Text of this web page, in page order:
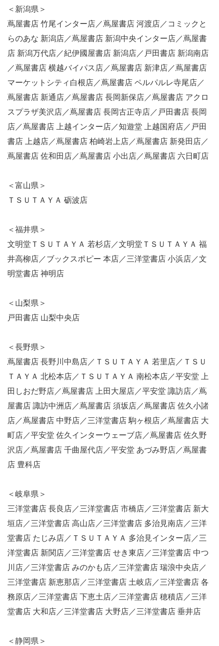
＜新潟県＞
蔦屋書店 竹尾インター店／蔦屋書店 河渡店／コミックと
らのあな 新潟店／蔦屋書店 新潟中央インター店／蔦屋書
店 新潟万代店／紀伊國屋書店 新潟店／戸田書店 新潟南店
／蔦屋書店 横越バイパス店／蔦屋書店 新津店／蔦屋書店
マーケットシティ白根店／蔦屋書店 ペルパルレ寺尾店／
蔦屋書店 新通店／蔦屋書店 長岡新保店／蔦屋書店 アクロ
スプラザ美沢店／蔦屋書店 長岡古正寺店／戸田書店 長岡
店／蔦屋書店 上越インター店／知遊堂 上越国府店／戸田
書店 上越店／蔦屋書店 柏崎岩上店／蔦屋書店 新発田店／
蔦屋書店 佐和田店／蔦屋書店 小出店／蔦屋書店 六日町店
＜富山県＞
ＴＳＵＴＡＹＡ 砺波店
＜福井県＞
文明堂ＴＳＵＴＡＹＡ 若杉店／文明堂ＴＳＵＴＡＹＡ 福
井高柳店／ブックスポピー 本店／三洋堂書店 小浜店／文
明堂書店 神明店
＜山梨県＞
戸田書店 山梨中央店
＜長野県＞
蔦屋書店 長野川中島店／ＴＳＵＴＡＹＡ 若里店／ＴＳＵ
ＴＡＹＡ 北松本店／ＴＳＵＴＡＹＡ 南松本店／平安堂 上
田しおだ野店／蔦屋書店 上田大屋店／平安堂 諏訪店／蔦
屋書店 諏訪中洲店／蔦屋書店 須坂店／蔦屋書店 佐久小諸
店／蔦屋書店 中野店／三洋堂書店 駒ヶ根店／蔦屋書店 大
町店／平安堂 佐久インターウェーブ店／蔦屋書店 佐久野
沢店／蔦屋書店 千曲屋代店／平安堂 あづみ野店／蔦屋書
店 豊科店
＜岐阜県＞
三洋堂書店 長良店／三洋堂書店 市橋店／三洋堂書店 新大
垣店／三洋堂書店 高山店／三洋堂書店 多治見南店／三洋
堂書店 たじみ店／ＴＳＵＴＡＹＡ 多治見インター店／三
洋堂書店 新関店／三洋堂書店 せき東店／三洋堂書店 中つ
川店／三洋堂書店 みのかも店／三洋堂書店 瑞浪中央店／
三洋堂書店 新恵那店／三洋堂書店 土岐店／三洋堂書店 各
務原店／三洋堂書店 下恵土店／三洋堂書店 穂積店／三洋
堂書店 大和店／三洋堂書店 大野店／三洋堂書店 垂井店
＜静岡県＞